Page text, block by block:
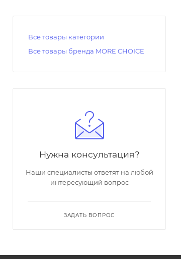
Все товары категории
Все товары бренда MORE CHOICE
Нужна консультация?
Наши специалисты ответят на любой
интересующий вопрос
ЗАДАТЬ ВОПРОС